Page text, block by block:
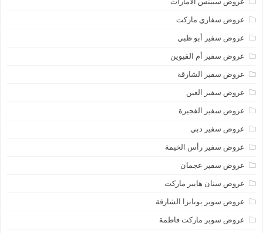
عروض سفاري ماركت
عروض سفير أبو ظبي
عروض سفير أم القيوين
عروض سفير الشارقة
عروض سفير العين
عروض سفير الفجيرة
عروض سفير دبي
عروض سفير رأس الخيمة
عروض سفير عجمان
عروض سنان هايبر ماركت
عروض سوبر بونانزا الشارقة
عروض سوبر ماركت فاطمة